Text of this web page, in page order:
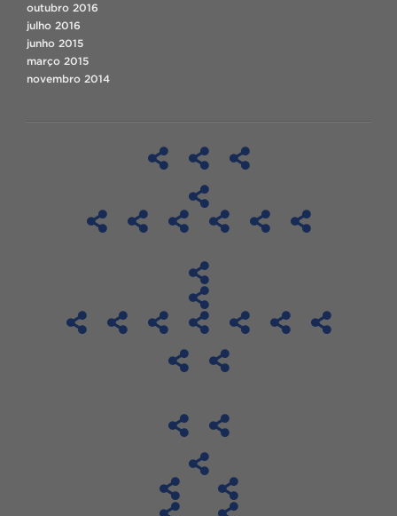
outubro 2016
julho 2016
junho 2015
março 2015
novembro 2014